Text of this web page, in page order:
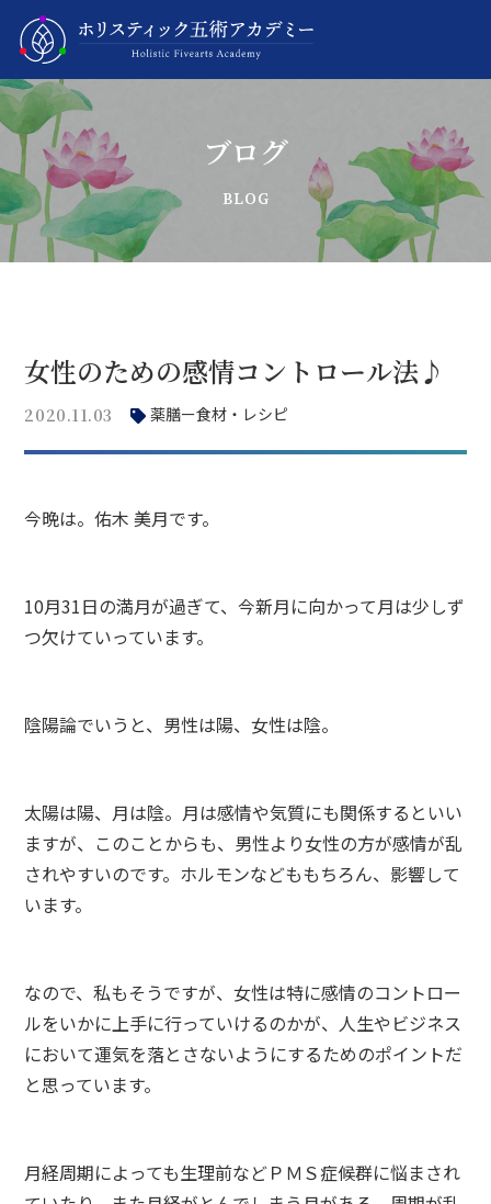
ブログ
女性のための感情コントロール法♪
2020.11.03 薬膳ー食材・レシピ
今晩は。佑木 美月です。
10月31日の満月が過ぎて、今新月に向かって月は少しず
つ欠けていっています。
陰陽論でいうと、男性は陽、女性は陰。
太陽は陽、月は陰。月は感情や気質にも関係するといい
ますが、このことからも、男性より女性の方が感情が乱
されやすいのです。ホルモンなどももちろん、影響して
います。
なので、私もそうですが、女性は特に感情のコントロー
ルをいかに上手に行っていけるのかが、人生やビジネス
において運気を落とさないようにするためのポイントだ
と思っています。
月経周期によっても生理前などＰＭＳ症候群に悩まされ